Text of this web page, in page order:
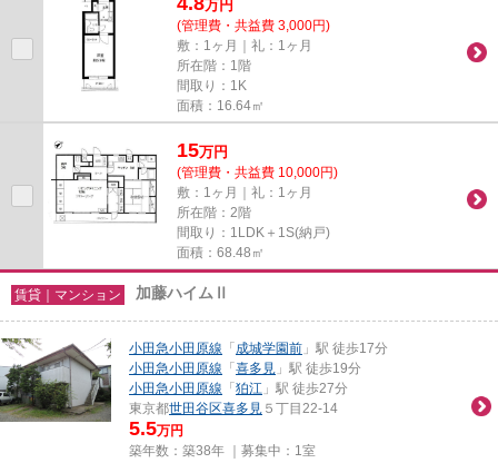
万円
(管理費・共益費 3,000円)
敷：1ヶ月｜礼：1ヶ月
所在階：1階
間取り：1K
面積：16.64㎡
15万円
(管理費・共益費 10,000円)
敷：1ヶ月｜礼：1ヶ月
所在階：2階
間取り：1LDK＋1S(納戸)
面積：68.48㎡
賃貸｜マンション 加藤ハイムⅡ
小田急小田原線 「成城学園前 」駅 徒歩17分
小田急小田原線 「喜多見 」駅 徒歩19分
小田急小田原線 「狛江 」駅 徒歩27分
東京都世田谷区喜多見 ５丁目22-14
5.5万円
築年数：築38年 ｜募集中： 1室